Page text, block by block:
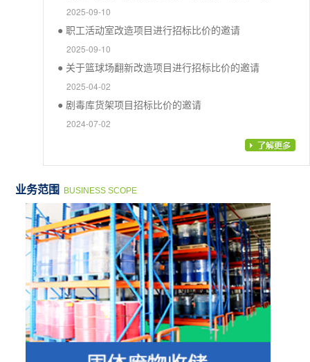
2025-09-10
● 职工活动室改造项目进行招标比价的邀请
2025-09-10
● 关于篮球场翻新改造项目进行招标比价的邀请
2025-04-02
● 剧毒库货架项目招标比价的邀请
2024-07-02
业务范围 BUSINESS SCOPE